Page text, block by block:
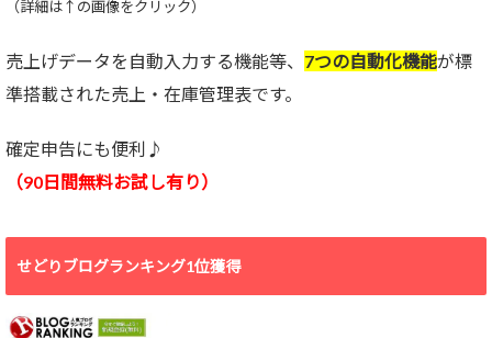
（詳細は↑の画像をクリック）
売上げデータを自動入力する機能等、 7つの自動化機能が標
準搭載された売上・在庫管理表です。
確定申告にも便利♪
（90日間無料お試し有り）
せどりブログランキング1位獲得